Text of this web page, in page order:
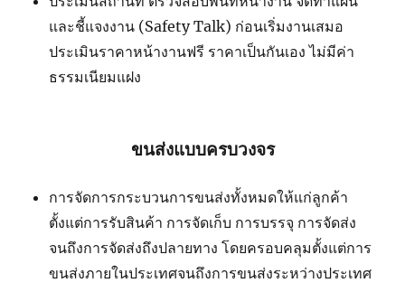
และชี้แจงงาน (Safety Talk) ก่อนเริ่มงานเสมอ
ประเมินราคาหน้างานฟรี ราคาเป็นกันเอง ไม่มีค่า
ธรรมเนียมแฝง
ขนส่งแบบครบวงจร
การจัดการกระบวนการขนส่งทั้งหมดให้แก่ลูกค้า
ตั้งแต่การรับสินค้า การจัดเก็บ การบรรจุ การจัดส่ง
จนถึงการจัดส่งถึงปลายทาง โดยครอบคลุมตั้งแต่การ
ขนส่งภายในประเทศจนถึงการขนส่งระหว่างประเทศ